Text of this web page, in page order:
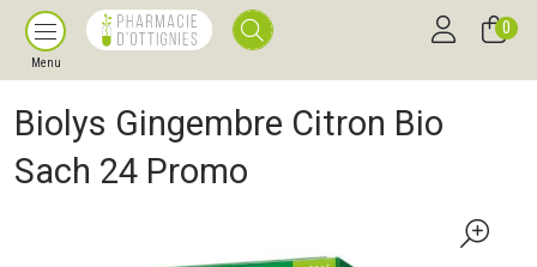
Menu
0
Biolys Gingembre Citron Bio
Sach 24 Promo